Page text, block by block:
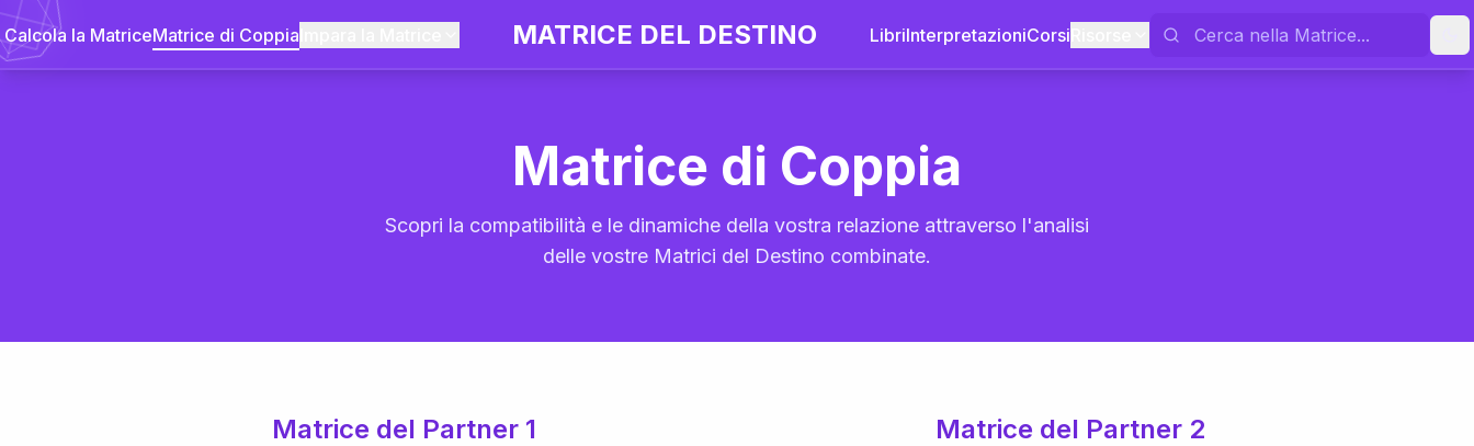
Calcola la MatriceMatrice di Coppia MATRICE DEL DESTINO LibriInterpretazioniCorsi
Matrice di Coppia
Scopri la compatibilità e le dinamiche della vostra relazione attraverso l'analisi
delle vostre Matrici del Destino combinate.
Matrice del Partner 1 Matrice del Partner 2